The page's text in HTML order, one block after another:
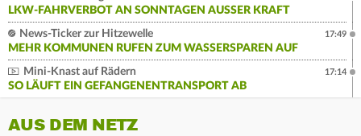
LKW-FAHRVERBOT AN SONNTAGEN AUSSER KRAFT
News-Ticker zur Hitzewelle
MEHR KOMMUNEN RUFEN ZUM WASSERSPAREN AUF
17:49
Mini-Knast auf Rädern
SO LÄUFT EIN GEFANGENENTRANSPORT AB
17:14
AUS DEM NETZ